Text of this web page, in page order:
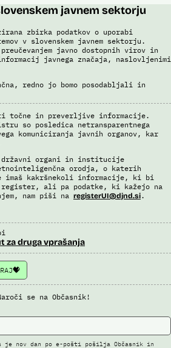
do informacij javnega značaja
javnem sektorju
zbirka podatkov o uporabi
v slovenskem javnem sektorju.
javno dostopnih virov in
javnega značaja, naslovljenimi
redno jo bomo posodabljali in
točne in preverljive informacije.
so posledica netransparentnega
komuniciranja javnih organov, kar
državni organi in institucije
orodja, o katerih
imaš kakršnekoli informacije, ki bi
ali pa podatke, ki kažejo na
nam piši na registerUI@djnd.si.
za druga vprašanja
se na Občasnik!
je nov dan po e-pošti pošilja Občasnik in